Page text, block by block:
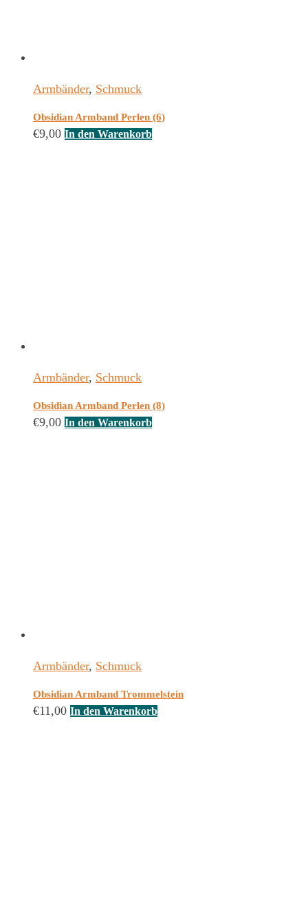
Armbänder, Schmuck
Obsidian Armband Perlen (6)
€9,00 In den Warenkorb
Armbänder, Schmuck
Obsidian Armband Perlen (8)
€9,00 In den Warenkorb
Armbänder, Schmuck
Obsidian Armband Trommelstein
€11,00 In den Warenkorb